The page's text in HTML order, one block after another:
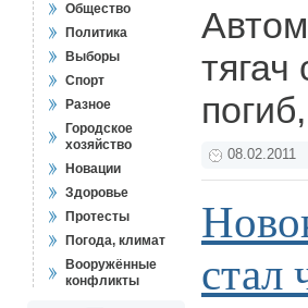
Общество
Политика
Выборы
Спорт
Разное
Городское
хозяйство
Новации
Здоровье
Протесты
Погода, климат
Вооружённые
конфликты
08.02.2011
стал